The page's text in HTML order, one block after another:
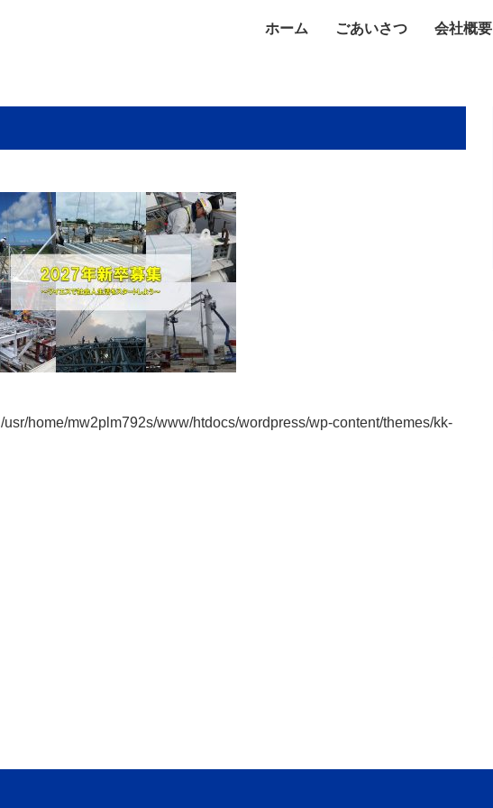
ホーム ごあいさつ 会社概要
/usr/home/mw2plm792s/www/htdocs/wordpress/wp-content/themes/kk-